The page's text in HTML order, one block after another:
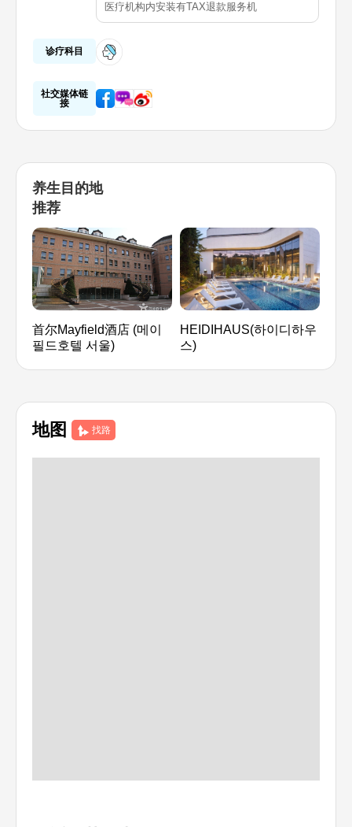
医疗机构内安装有TAX退款服务机
诊疗科目
社交媒体链
接
养生目的地
推荐
首尔Mayfield酒店 (메이
필드호텔 서울)
HEIDIHAUS(하이디하우
스)
地图 找路